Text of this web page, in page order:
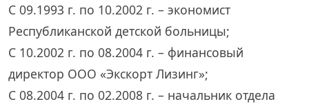
С 09.1993 г. по 10.2002 г. – экономист
Республиканской детской больницы;
С 10.2002 г. по 08.2004 г. – финансовый
директор ООО «Экскорт Лизинг»;
С 08.2004 г. по 02.2008 г. – начальник отдела